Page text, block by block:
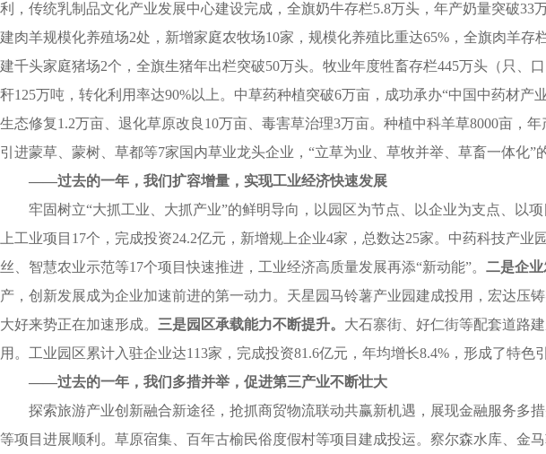
利，传统乳制品文化产业发展中心建设完成，全旗奶牛存栏5.8万头，年产奶量突破
建肉羊规模化养殖场2处，新增家庭农牧场10家，规模化养殖比重达65%，全旗肉羊
建千头家庭猪场2个，全旗生猪年出栏突破50万头。牧业年度牲畜存栏445万头（只、
秆125万吨，转化利用率达90%以上。中草药种植突破6万亩，成功承办“中国中药材
生态修复1.2万亩、退化草原改良10万亩、毒害草治理3万亩。种植中科羊草8000亩，
引进蒙草、蒙树、草都等7家国内草业龙头企业，“立草为业、草牧并举、草畜一体化”
——过去的一年，我们扩容增量， 实现工业经济快速发展
牢固树立“大抓工业、大抓产业”的鲜明导向，以园区为节点、以企业为支点、以
上工业项目17个，完成投资24.2亿元，新增规上企业4家，总数达25家。中药科技产
丝、智慧农业示范等17个项目快速推进，工业经济高质量发展再添“新动能”。 二是企业
产，创新发展成为企业加速前进的第一动力。天星园马铃薯产业园建成投用，宏达
大好来势正在加速形成。 三是园区承载能力不断提升。 大石寨街、好仁街等配套道路
用。工业园区累计入驻企业达113家，完成投资81.6亿元，年均增长8.4%，形成了特色
——过去的一年，我们多措并举，促进第三产业不断壮大
探索旅游产业创新融合新途径，抢抓商贸物流联动共赢新机遇，展现金融服务多
等项目进展顺利。草原宿集、百年古榆民俗度假村等项目建成投运。察尔森水库、金